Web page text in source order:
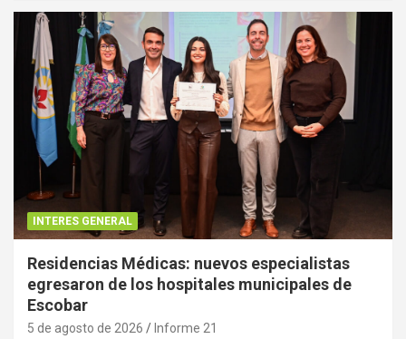
INTERES GENERAL
Residencias Médicas: nuevos especialistas
egresaron de los hospitales municipales de
Escobar
5 de agosto de 2026 Informe 21